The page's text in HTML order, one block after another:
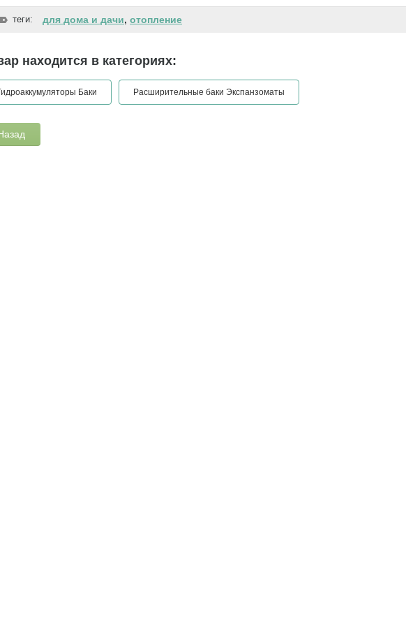
теги: для дома и дачи, отопление
находится в категориях:
Баки Расширительные баки Экспанзоматы